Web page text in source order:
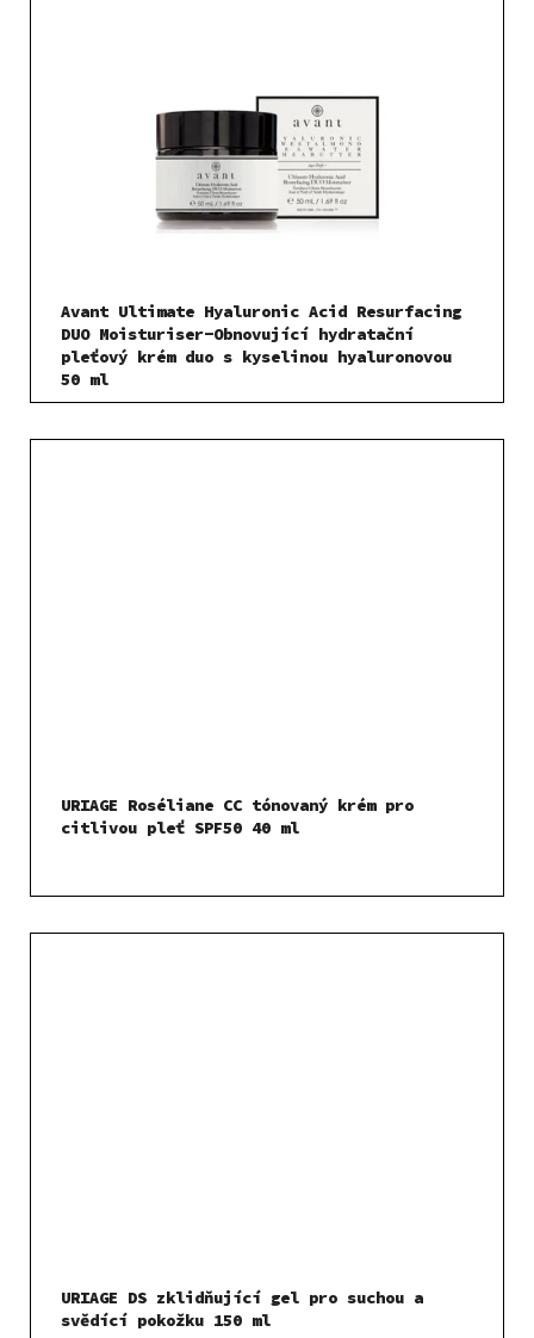
Avant Ultimate Hyaluronic Acid Resurfacing
DUO Moisturiser-Obnovující hydratační
pleťový krém duo s kyselinou hyaluronovou
50 ml
URIAGE Roséliane CC tónovaný krém pro
citlivou pleť SPF50 40 ml
URIAGE DS zklidňující gel pro suchou a
svědící pokožku 150 ml